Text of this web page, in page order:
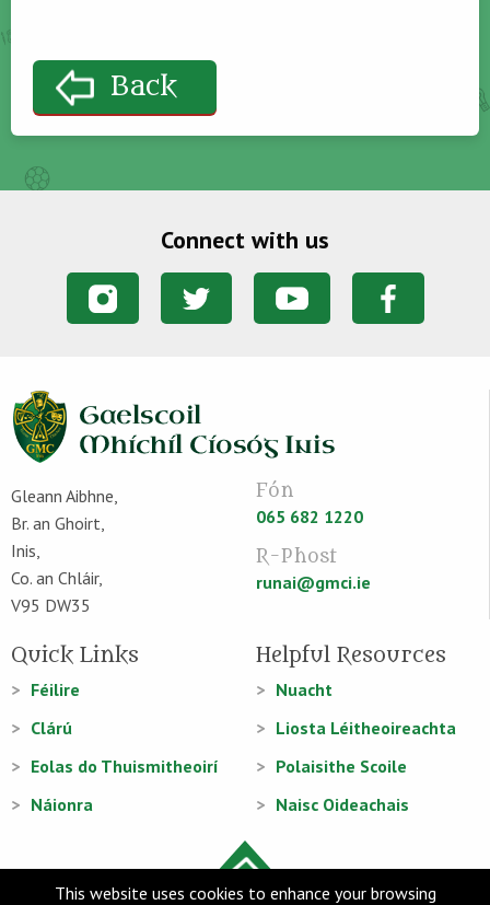
Back
Connect with us
Gleann Aibhne,
Br. an Ghoirt,
Inis,
Co. an Chláir,
V95 DW35
Fón
065 682 1220
R-Phost
runai@gmci.ie
Quick Links
Féilire
Clárú
Eolas do Thuismitheoirí
Náionra
Helpful Resources
Nuacht
Liosta Léitheoireachta
Polaisithe Scoile
Naisc Oideachais
This website uses cookies to enhance your browsing